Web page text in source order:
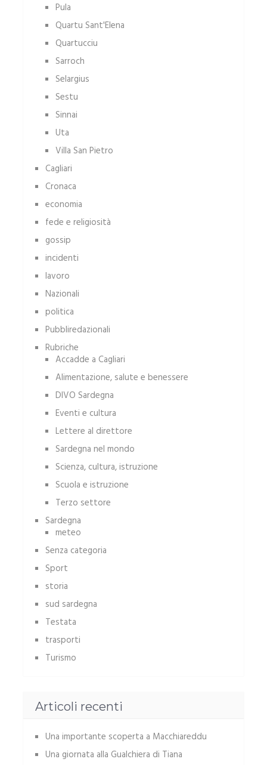
Pula
Quartu Sant'Elena
Quartucciu
Sarroch
Selargius
Sestu
Sinnai
Uta
Villa San Pietro
Cagliari
Cronaca
economia
fede e religiosità
gossip
incidenti
lavoro
Nazionali
politica
Pubbliredazionali
Rubriche
Accadde a Cagliari
Alimentazione, salute e benessere
DIVO Sardegna
Eventi e cultura
Lettere al direttore
Sardegna nel mondo
Scienza, cultura, istruzione
Scuola e istruzione
Terzo settore
Sardegna
meteo
Senza categoria
Sport
storia
sud sardegna
Testata
trasporti
Turismo
Articoli recenti
Una importante scoperta a Macchiareddu
Una giornata alla Gualchiera di Tiana